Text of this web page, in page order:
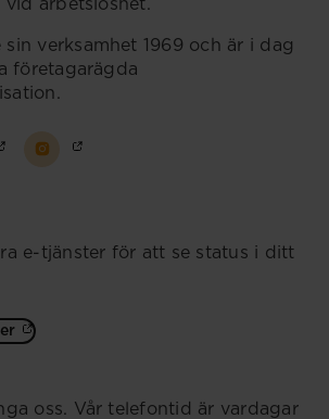
arbetslöshet.
sin verksamhet 1969 och är i dag
företagarägda
e-tjänster för att se status i ditt
oss. Vår telefontid är vardagar